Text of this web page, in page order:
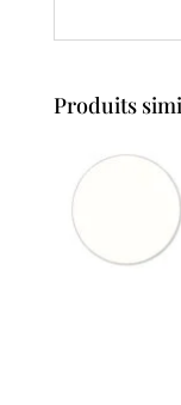
Produits